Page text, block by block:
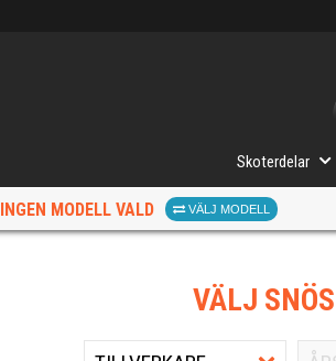
Skoterdelar
INGEN MODELL VALD VÄLJ MODELL
VÄLJ